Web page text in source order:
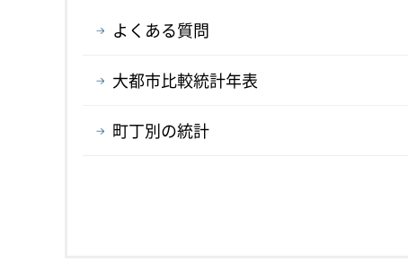
よくある質問
大都市比較統計年表
町丁別の統計